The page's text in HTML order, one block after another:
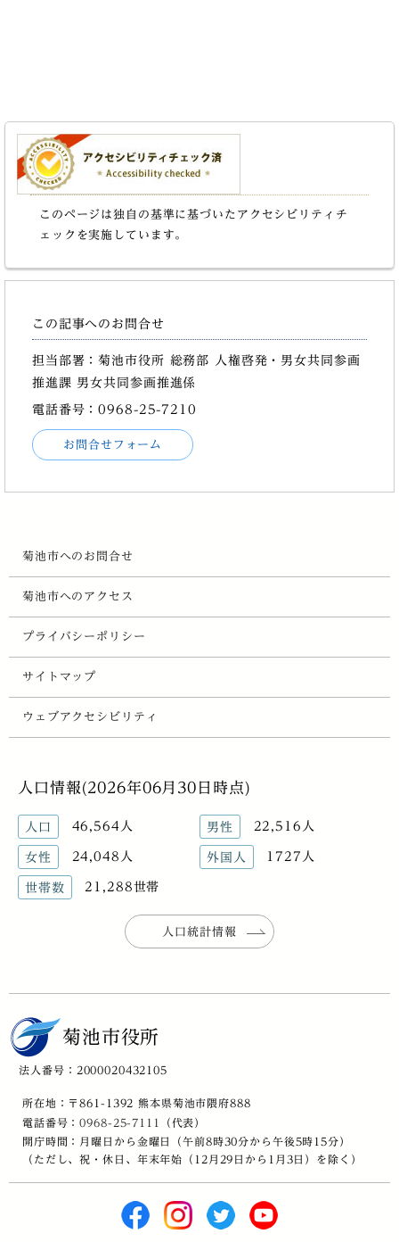
このページは独自の基準に基づいたアクセシビリティチ
ェックを実施しています。
この記事へのお問合せ
担当部署：菊池市役所 総務部 人権啓発・男女共同参画
推進課 男女共同参画推進係
電話番号：0968-25-7210
お問合せフォーム
菊池市へのお問合せ
菊池市へのアクセス
プライバシーポリシー
サイトマップ
ウェブアクセシビリティ
人口情報(2026年06月30日時点)
人口 46,564人 男性 22,516人
女性 24,048人 外国人 1727人
世帯数 21,288世帯
人口統計情報
菊池市役所
法人番号：2000020432105
所在地：〒861-1392 熊本県菊池市隈府888
電話番号：0968-25-7111
（代表）
開庁時間：月曜日から金曜日（午前8時30分から午後5時15分）
（ただし、祝・休日、年末年始（12月29日から1月3日）を除く）